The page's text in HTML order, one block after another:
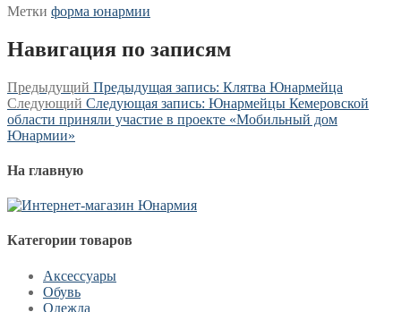
Метки форма юнармии
Навигация по записям
Предыдущий Предыдущая запись: Клятва Юнармейца
Следующий Следующая запись: Юнармейцы Кемеровской
области приняли участие в проекте «Мобильный дом
Юнармии»
На главную
Категории товаров
Аксессуары
Обувь
Одежда